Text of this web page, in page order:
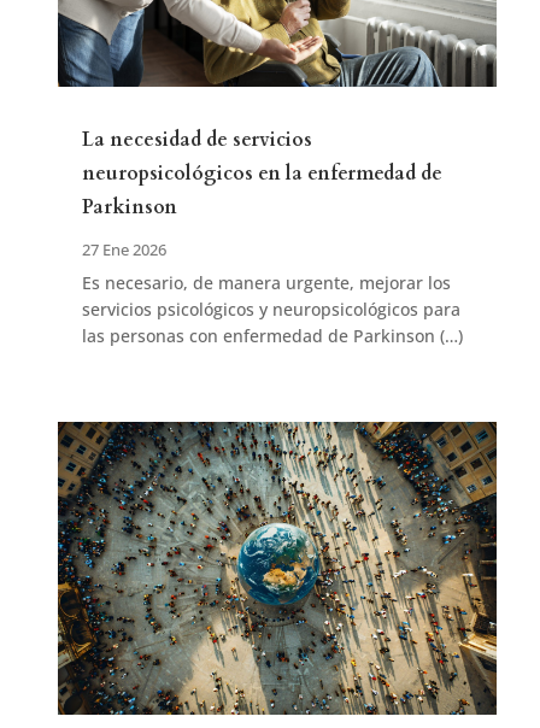
La necesidad de servicios
neuropsicológicos en la enfermedad de
Parkinson
27 Ene 2026
Es necesario, de manera urgente, mejorar los
servicios psicológicos y neuropsicológicos para
las personas con enfermedad de Parkinson (…)